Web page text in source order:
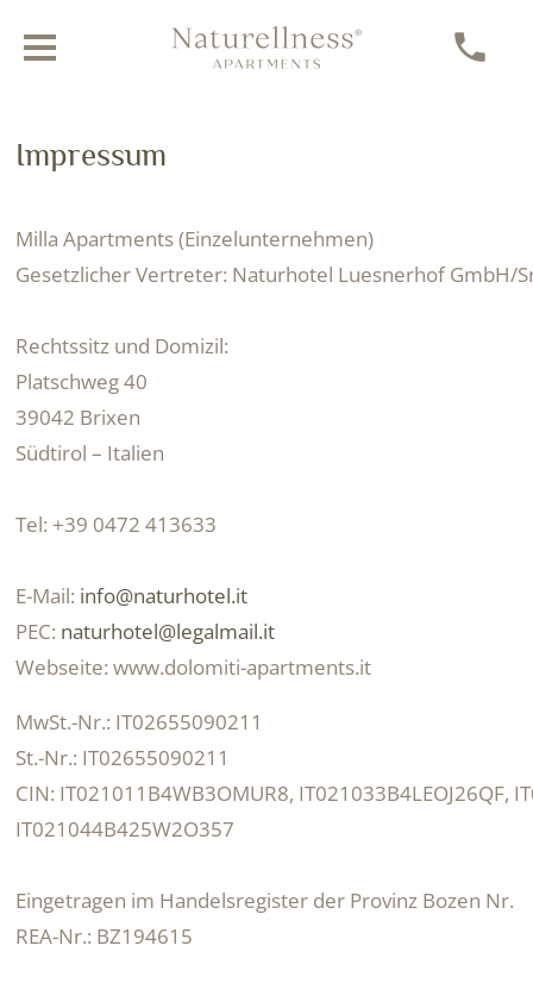
Impressum
Milla Apartments(Einzelunternehmen)
Gesetzlicher Vertreter: Naturhotel Luesnerhof GmbH/
Rechtssitz und Domizil:
Platschweg 40
39042 Brixen
Südtirol – Italien
Tel: +39 0472 413633
E-Mail: info@naturhotel.it
PEC: naturhotel@legalmail.it
Webseite:www.dolomiti-apartments.it
MwSt.-Nr.: IT02655090211
St.-Nr.: IT02655090211
CIN: IT021011B4WB3OMUR8, IT021033B4LEOJ26QF,
IT021044B425W2O357
Eingetragen im Handelsregister der Provinz Bozen Nr.
REA-Nr.: BZ194615